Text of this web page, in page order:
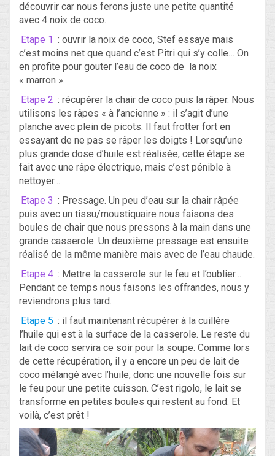
découvrir car nous ferons juste une petite quantité
avec 4 noix de coco.
Etape 1 : ouvrir la noix de coco, Stef essaye mais
c’est moins net que quand c’est Pitri qui s’y colle… On
en profite pour gouter l’eau de coco de la noix
« marron ».
Etape 2 : récupérer la chair de coco puis la râper. Nous
utilisons les râpes « à l’ancienne » : il s’agit d’une
planche avec plein de picots. Il faut frotter fort en
essayant de ne pas se râper les doigts ! Lorsqu’une
plus grande dose d’huile est réalisée, cette étape se
fait avec une râpe électrique, mais c’est pénible à
nettoyer…
Etape 3 : Pressage. Un peu d’eau sur la chair râpée
puis avec un tissu/moustiquaire nous faisons des
boules de chair que nous pressons à la main dans une
grande casserole. Un deuxième pressage est ensuite
réalisé de la même manière mais avec de l’eau chaude.
Etape 4 : Mettre la casserole sur le feu et l’oublier…
Pendant ce temps nous faisons les offrandes, nous y
reviendrons plus tard.
Etape 5 : il faut maintenant récupérer à la cuillère
l’huile qui est à la surface de la casserole. Le reste du
lait de coco servira ce soir pour la soupe. Comme lors
de cette récupération, il y a encore un peu de lait de
coco mélangé avec l’huile, donc une nouvelle fois sur
le feu pour une petite cuisson. C’est rigolo, le lait se
transforme en petites boules qui restent au fond. Et
voilà, c’est prêt !